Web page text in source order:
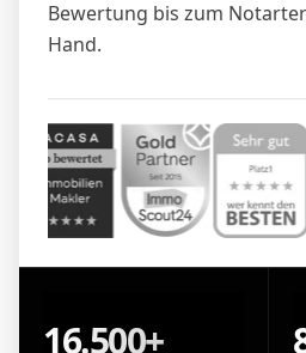
Bewertung bis zum
Hand.
16.500+